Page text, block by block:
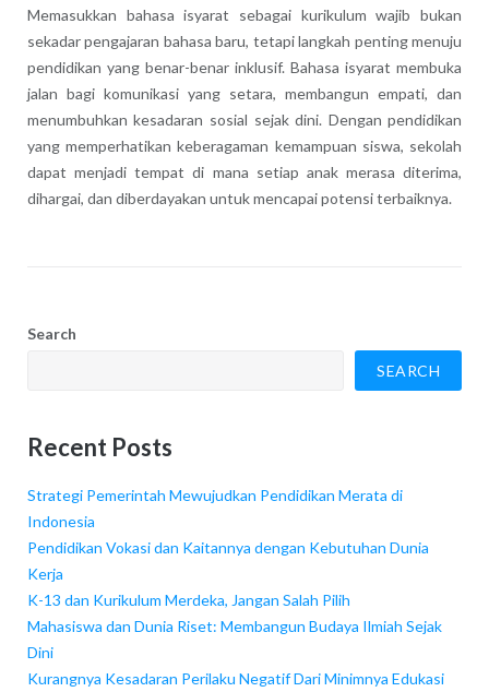
Memasukkan bahasa isyarat sebagai kurikulum wajib bukan
sekadar pengajaran bahasa baru, tetapi langkah penting menuju
pendidikan yang benar-benar inklusif. Bahasa isyarat membuka
jalan bagi komunikasi yang setara, membangun empati, dan
menumbuhkan kesadaran sosial sejak dini. Dengan pendidikan
yang memperhatikan keberagaman kemampuan siswa, sekolah
dapat menjadi tempat di mana setiap anak merasa diterima,
dihargai, dan diberdayakan untuk mencapai potensi terbaiknya.
Search
SEARCH
Recent Posts
Strategi Pemerintah Mewujudkan Pendidikan Merata di
Indonesia
Pendidikan Vokasi dan Kaitannya dengan Kebutuhan Dunia
Kerja
K-13 dan Kurikulum Merdeka, Jangan Salah Pilih
Mahasiswa dan Dunia Riset: Membangun Budaya Ilmiah Sejak
Dini
Kurangnya Kesadaran Perilaku Negatif Dari Minimnya Edukasi